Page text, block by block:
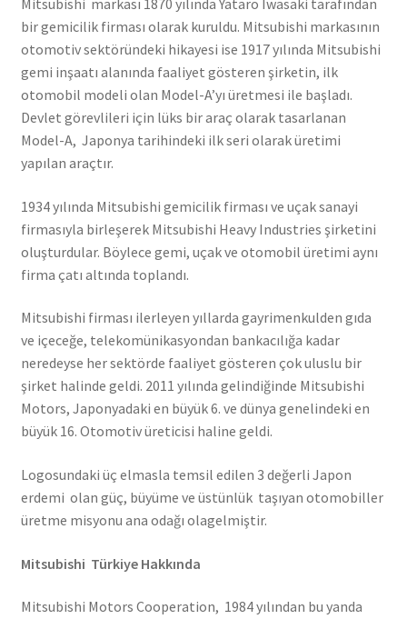
bir gemicilik firması olarak kuruldu. Mitsubishi markasının
otomotiv sektöründeki hikayesi ise 1917 yılında Mitsubishi
gemi inşaatı alanında faaliyet gösteren şirketin, ilk
otomobil modeli olan Model-A’yı üretmesi ile başladı.
Devlet görevlileri için lüks bir araç olarak tasarlanan
Model-A, Japonya tarihindeki ilk seri olarak üretimi
yapılan araçtır.
1934 yılında Mitsubishi gemicilik firması ve uçak sanayi
firmasıyla birleşerek Mitsubishi Heavy Industries şirketini
oluşturdular. Böylece gemi, uçak ve otomobil üretimi aynı
firma çatı altında toplandı.
Mitsubishi firması ilerleyen yıllarda gayrimenkulden gıda
ve içeceğe, telekomünikasyondan bankacılığa kadar
neredeyse her sektörde faaliyet gösteren çok uluslu bir
şirket halinde geldi. 2011 yılında gelindiğinde Mitsubishi
Motors, Japonyadaki en büyük 6. ve dünya genelindeki en
büyük 16. Otomotiv üreticisi haline geldi.
Logosundaki üç elmasla temsil edilen 3 değerli Japon
erdemi olan güç, büyüme ve üstünlük taşıyan otomobiller
üretme misyonu ana odağı olagelmiştir.
Mitsubishi Türkiye Hakkında
Mitsubishi Motors Cooperation, 1984 yılından bu yanda